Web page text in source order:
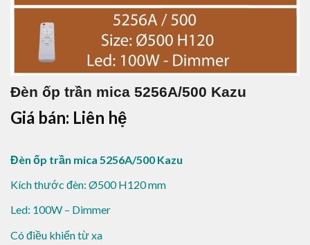
Đèn ốp trần mica 5256A/500 Kazu
Giá bán: Liên hệ
Đèn ốp trần mica 5256A/500 Kazu
Kích thước đèn: Ø500 H120 mm
Led: 100W – Dimmer
Có điều khiển từ xa